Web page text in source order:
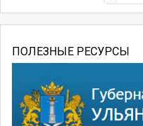
ПОЛЕЗНЫЕ РЕСУРСЫ